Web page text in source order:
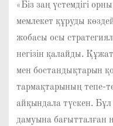
«Біз заң үстемдігі
мемлекет құруды
жобасы осы
негізін қалайды.
мен бостандықтарын
тармақтарының тепе-
айқындала түскен. Бұл
дамуына бағытталған